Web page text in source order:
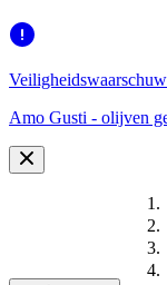
Amo Gusti - olijven